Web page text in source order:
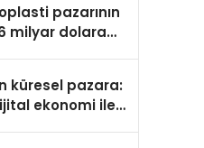
pazarının
milyar dolara
küresel pazara:
ekonomi ile